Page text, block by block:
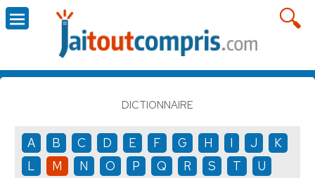
DICTIONNAIRE
A B C D E F G H I J
K
L
M N O P Q R S T
U